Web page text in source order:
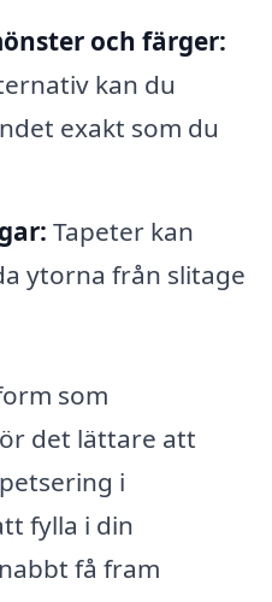
och färger:
kan du
exakt som du
Tapeter kan
ytorna från slitage
som
det lättare att
i
fylla i din
få fram